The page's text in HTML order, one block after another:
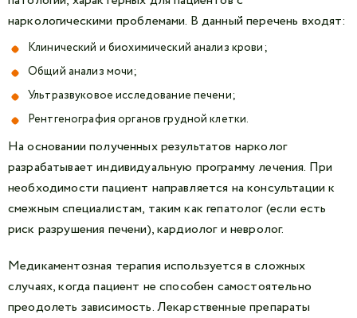
наркологическими проблемами. В данный перечень входят:
Клинический и биохимический анализ крови;
Общий анализ мочи;
Ультразвуковое исследование печени;
Рентгенография органов грудной клетки.
На основании полученных результатов нарколог
разрабатывает индивидуальную программу лечения. При
необходимости пациент направляется на консультации к
смежным специалистам, таким как гепатолог (если есть
риск разрушения печени), кардиолог и невролог.
Медикаментозная терапия используется в сложных
случаях, когда пациент не способен самостоятельно
преодолеть зависимость. Лекарственные препараты